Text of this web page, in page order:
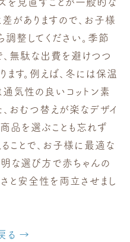
を見直すことが一般的な
がありますので、お子様
整してください。季節
無駄な出費を避けつつ
す。例えば、冬には保温
気性の良いコットン素
、おむつ替えが楽なデザイ
品を選ぶことも忘れず
ることで、お子様に最適な
な選び方で赤ちゃんの
と安全性を両立させまし
る